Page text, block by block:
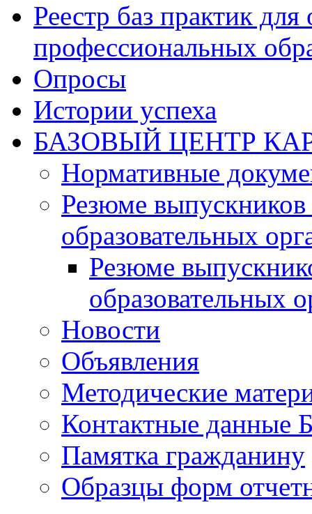
Реестр баз практик
профессиональных
Опросы
Истории успеха
БАЗОВЫЙ ЦЕНТР
Нормативные
Резюме
образовательных
Резюме
образовательных
Новости
Объявления
Методические
Контактные
Памятка гражданину
Образцы форм